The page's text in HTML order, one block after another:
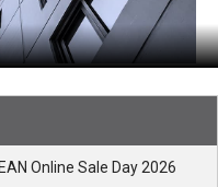
Online Sale Day 2026